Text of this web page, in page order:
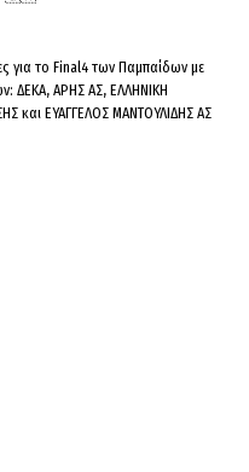
για το Final4 των Παμπαίδων με
ΔΕΚΑ, ΑΡΗΣ ΑΣ, ΕΛΛΗΝΙΚΗ
και ΕΥΑΓΓΕΛΟΣ ΜΑΝΤΟΥΛΙΔΗΣ ΑΣ